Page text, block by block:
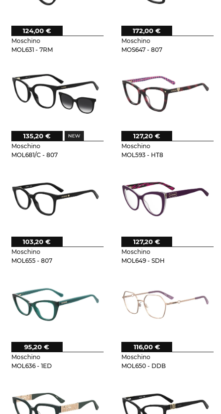
Moschino
MOL631 - 7RM
124,00 €
Moschino
MOS647 - 807
172,00 €
Moschino
MOL681/C - 807
135,20 €
Moschino
MOL593 - HT8
127,20 €
Moschino
MOL655 - 807
103,20 €
Moschino
MOL649 - SDH
127,20 €
Moschino
MOL636 - 1ED
95,20 €
Moschino
MOL650 - DDB
116,00 €